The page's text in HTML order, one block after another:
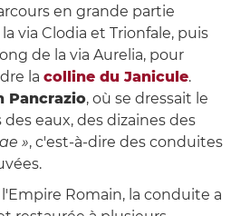
en grande partie
via Clodia et Trionfale, puis
de la via Aurelia, pour
la colline du Janicule.
Pancrazio, où se dressait le
eaux, des dizaines des
», c'est-à-dire des conduites
Romain, la conduite a